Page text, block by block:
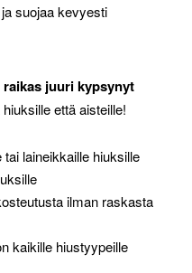
suojaa kevyesti
juuri kypsynyt
että aisteille!
laineikkaille hiuksille
ilman raskasta
kaikille hiustyypeille